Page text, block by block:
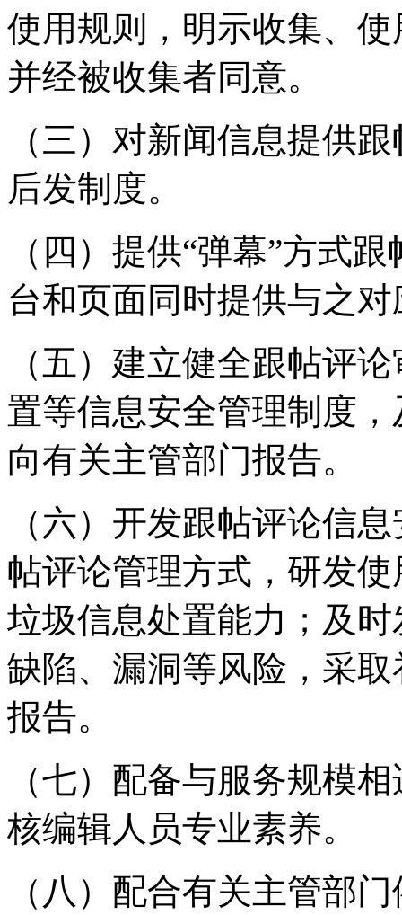
使用规则，明示收集、
并经被收集者同意。
（三）对新闻信息提供
后发制度。
（四）提供“弹幕”方式
台和页面同时提供与之
（五）建立健全跟帖评
置等信息安全管理制度
向有关主管部门报告。
（六）开发跟帖评论信
帖评论管理方式，研发
垃圾信息处置能力；及
缺陷、漏洞等风险，采
报告。
（七）配备与服务规模
核编辑人员专业素养。
（八）配合有关主管部